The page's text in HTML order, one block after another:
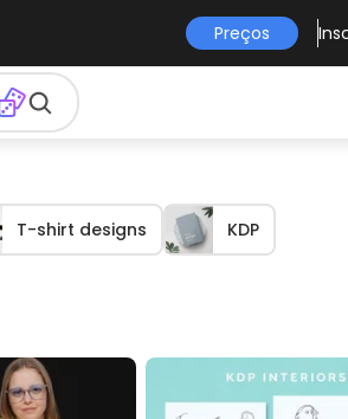
Preços
T-shirt designs KDP